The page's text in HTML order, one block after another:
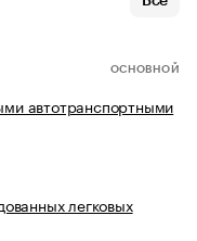
ОСНОВНОЙ
автотранспортными
легковых